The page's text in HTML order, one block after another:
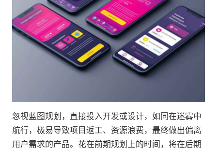
忽视蓝图规划，直接投入开发或设计，如同在迷雾中
航行，极易导致项目返工、资源浪费，最终做出偏离
用户需求的产品。花在前期规划上的时间，将在后期